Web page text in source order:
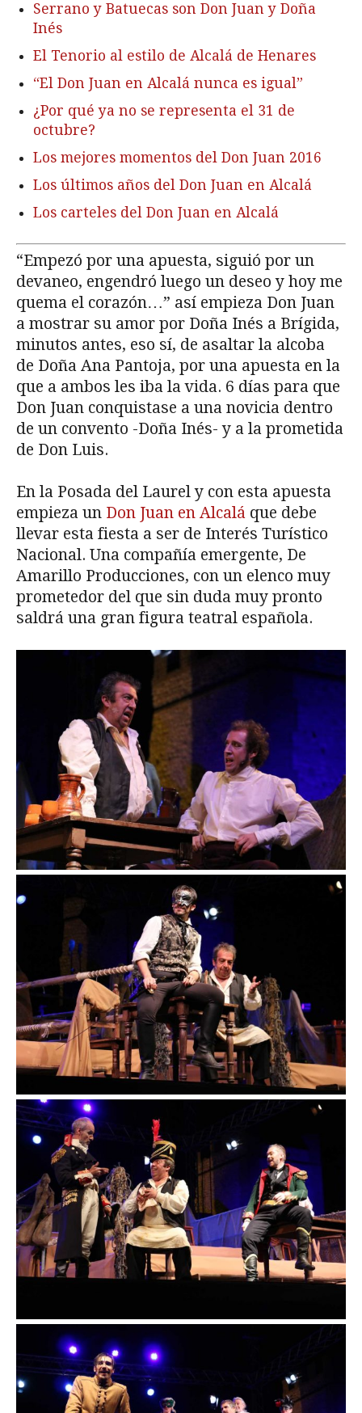
Serrano y Batuecas son Don Juan y Doña
Inés
El Tenorio al estilo de Alcalá de Henares
“El Don Juan en Alcalá nunca es igual”
¿Por qué ya no se representa el 31 de
octubre?
Los mejores momentos del Don Juan 2016
Los últimos años del Don Juan en Alcalá
Los carteles del Don Juan en Alcalá
“Empezó por una apuesta, siguió por un
devaneo, engendró luego un deseo y hoy me
quema el corazón…” así empieza Don Juan
a mostrar su amor por Doña Inés a Brígida,
minutos antes, eso sí, de asaltar la alcoba
de Doña Ana Pantoja, por una apuesta en la
que a ambos les iba la vida. 6 días para que
Don Juan conquistase a una novicia dentro
de un convento -Doña Inés- y a la prometida
de Don Luis.
En la Posada del Laurel y con esta apuesta
empieza un Don Juan en Alcalá que debe
llevar esta fiesta a ser de Interés Turístico
Nacional. Una compañía emergente, De
Amarillo Producciones, con un elenco muy
prometedor del que sin duda muy pronto
saldrá una gran figura teatral española.